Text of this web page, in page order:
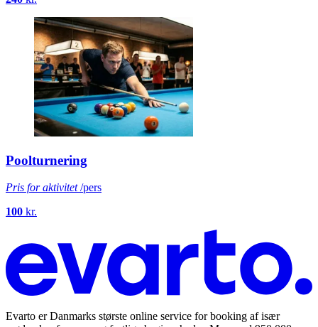
Poolturnering
Pris for aktivitet/pers
100 kr.
Evarto er Danmarks største online service for booking af især